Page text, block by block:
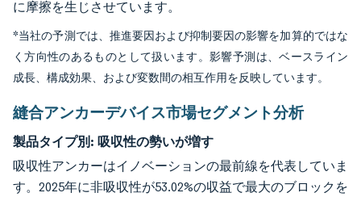
に摩擦を生じさせています。
*当社の予測では、推進要因および抑制要因の影響を加算的ではな
く方向性のあるものとして扱います。影響予測は、ベースライン
成長、構成効果、および変数間の相互作用を反映しています。
縫合アンカーデバイス市場セグメント分析
製品タイプ別: 吸収性の勢いが増す
吸収性アンカーはイノベーションの最前線を代表していま
す。2025年に非吸収性が53.02%の収益で最大のブロックを